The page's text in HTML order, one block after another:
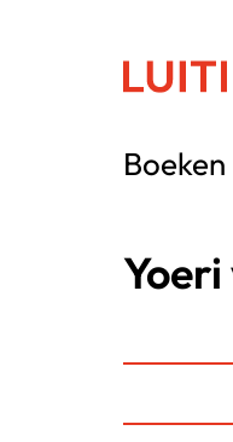
Boeken